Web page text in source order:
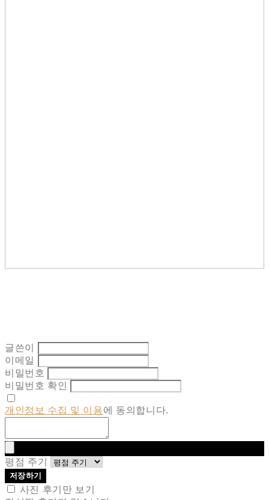
글쓴이
이메일
비밀번호
비밀번호 확인
개인정보 수집 및 이용에 동의합니다.
평점 주기
저장하기
사진 후기만 보기